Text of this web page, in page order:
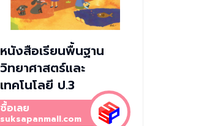
หนังสือเรียนพื้นฐาน
วิทยาศาสตร์และ
เทคโนโลยี ป.3
ซื้อเลย
suksapanmall.com